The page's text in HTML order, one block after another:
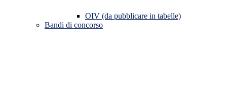
OIV (da pubblicare in tabelle)
Bandi di concorso